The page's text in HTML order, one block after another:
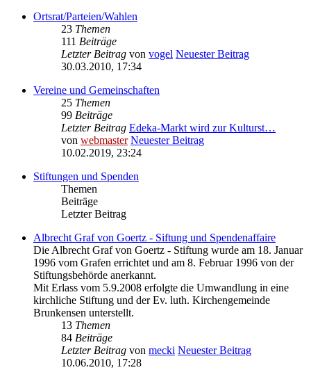
Ortsrat/Parteien/Wahlen
23 Themen
111 Beiträge
Letzter Beitrag von vogel Neuester Beitrag
30.03.2010, 17:34
Vereine und Gemeinschaften
25 Themen
99 Beiträge
Letzter Beitrag Edeka-Markt wird zur Kulturst…
von webmaster Neuester Beitrag
10.02.2019, 23:24
Stiftungen und Spenden
Themen
Beiträge
Letzter Beitrag
Albrecht Graf von Goertz - Siftung und Spendenaffaire
Die Albrecht Graf von Goertz - Stiftung wurde am 18. Januar
1996 vom Grafen errichtet und am 8. Februar 1996 von der
Stiftungsbehörde anerkannt.
Mit Erlass vom 5.9.2008 erfolgte die Umwandlung in eine
kirchliche Stiftung und der Ev. luth. Kirchengemeinde
Brunkensen unterstellt.
13 Themen
84 Beiträge
Letzter Beitrag von mecki Neuester Beitrag
10.06.2010, 17:28